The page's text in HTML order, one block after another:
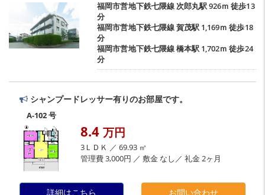
福岡市営地下鉄七隈線 次郎丸駅926ｍ 徒歩13
分
福岡市営地下鉄七隈線賀茂駅 1,169ｍ 徒歩18
分
福岡市営地下鉄七隈線橋本駅 1,702ｍ 徒歩24
分
シャンプードレッサー有りのお部屋です。
A-102 号
8.4 万円
3ＬＤＫ ／ 69.93 ㎡
管理費 3,000円 ／ 敷金 なし／ 礼金 2ヶ月
詳細はこちら お問い合わせ